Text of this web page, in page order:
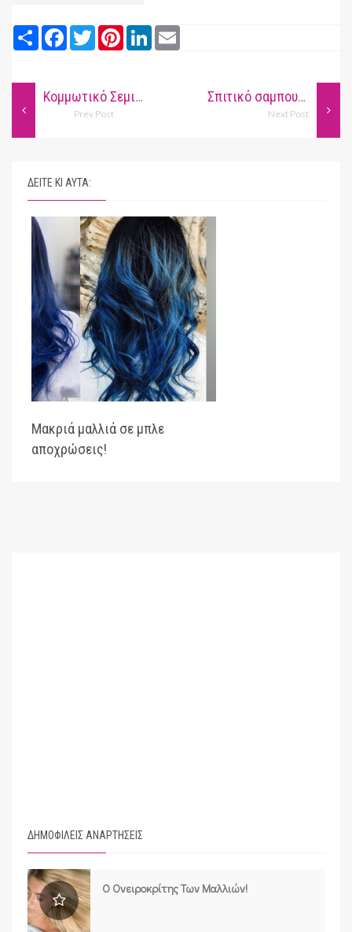
Share FacebookTwitterPinterestLinkedIn
Σπιτικό σαμπουάν με χαμομήλι
Next Post
Κομμωτικό Σεμινάριο: Η γλώσσα του σώματος των κομμωτών
Prev Post
ΔΕΙΤΕ ΚΙ ΑΥΤΑ:
Μακριά μαλλιά σε μπλε
αποχρώσεις!
ΔΗΜΟΦΙΛΕΙΣ ΑΝΑΡΤΗΣΕΙΣ
Ο Ονειροκρίτης Των Μαλλιών!